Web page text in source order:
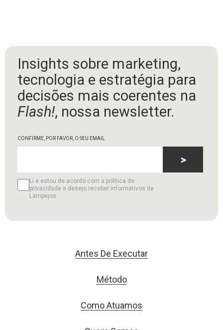
Insights sobre marketing,
tecnologia e estratégia para
decisões mais coerentes na
Flash!, nossa newsletter.
CONFIRME, POR FAVOR, O SEU EMAIL
Li e estou de acordo com a política de
privacidade e desejo receber informativos de
Lampejos.
>
Antes De Executar
Método
Como Atuamos